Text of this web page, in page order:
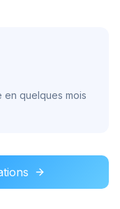
en quelques mois